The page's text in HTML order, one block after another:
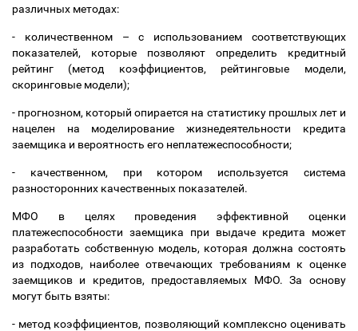
различных методах:
- количественном – с использованием соответствующих
показателей, которые позволяют определить кредитный
рейтинг (метод коэффициентов, рейтинговые модели,
скоринговые модели);
- прогнозном, который опирается на статистику прошлых лет и
нацелен на моделирование жизнедеятельности кредита
заемщика и вероятность его неплатежеспособности;
- качественном, при котором используется система
разносторонних качественных показателей.
МФО в целях проведения эффективной оценки
платежеспособности заемщика при выдаче кредита может
разработать собственную модель, которая должна состоять
из подходов, наиболее отвечающих требованиям к оценке
заемщиков и кредитов, предоставляемых МФО. За основу
могут быть взяты:
- метод коэффициентов, позволяющий комплексно оценивать